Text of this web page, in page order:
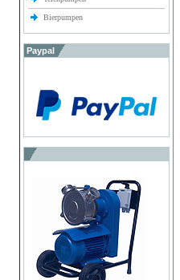
Bierpumpen
Paypal